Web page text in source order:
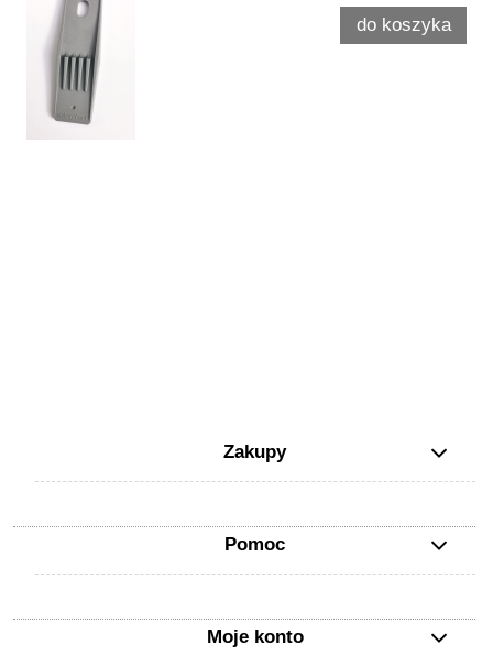
do koszyka
Zakupy
Pomoc
Moje konto